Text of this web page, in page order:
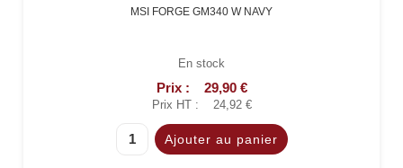
MSI FORGE GM340 W NAVY
En stock
Prix : 29,90 €
Prix HT : 24,92 €